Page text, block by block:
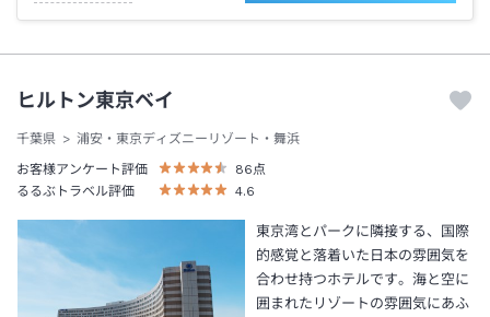
ヒルトン東京ベイ
千葉県
浦安・東京ディズニーリゾート・舞浜
お客様アンケート評価
86 点
るるぶトラベル評価
4.6
東京湾とパークに隣接する、国際
的感覚と落着いた日本の雰囲気を
合わせ持つホテルです。海と空に
囲まれたリゾートの雰囲気にあふ